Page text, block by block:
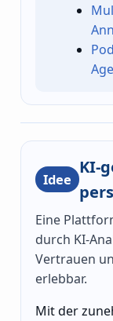
Idee
KI-
Eine
durch KI-
Vertrauen
erlebbar.
Mit der